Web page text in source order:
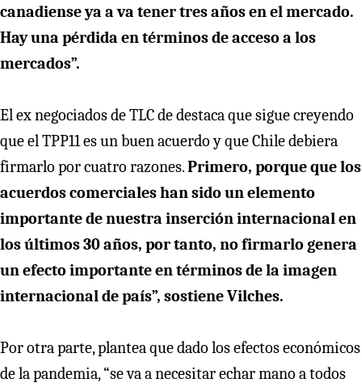
canadiense ya a va tener tres años en el mercado.
Hay una pérdida en términos de acceso a los
mercados”.
El ex negociados de TLC de destaca que sigue creyendo
que el TPP11 es un buen acuerdo y que Chile debiera
firmarlo por cuatro razones.Primero, porque que los
acuerdos comerciales han sido un elemento
importante de nuestra inserción internacional en
los últimos 30 años, por tanto, no firmarlo genera
un efecto importante en términos de la imagen
internacional de país”, sostiene Vilches.
Por otra parte, plantea que dado los efectos económicos
de la pandemia, “se va a necesitar echar mano a todos